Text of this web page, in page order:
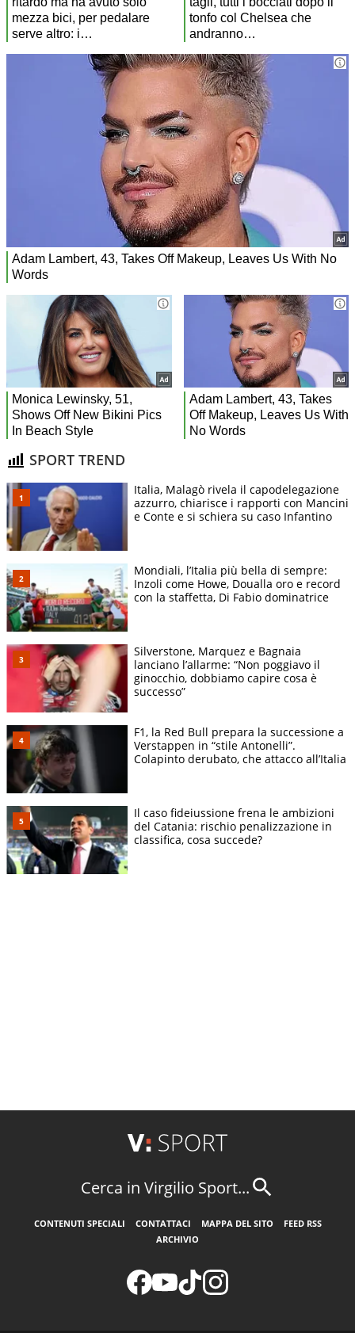
SPORT TREND
Italia, Malagò rivela il capodelegazione
azzurro, chiarisce i rapporti con Mancini
e Conte e si schiera su caso Infantino
Mondiali, l’Italia più bella di sempre:
Inzoli come Howe, Doualla oro e record
con la staffetta, Di Fabio dominatrice
Silverstone, Marquez e Bagnaia
lanciano l’allarme: “Non poggiavo il
ginocchio, dobbiamo capire cosa è
successo”
F1, la Red Bull prepara la successione a
Verstappen in “stile Antonelli”.
Colapinto derubato, che attacco all’Italia
Il caso fideiussione frena le ambizioni
del Catania: rischio penalizzazione in
classifica, cosa succede?
Cerca in Virgilio Sport...
CONTENUTI SPECIALI CONTATTACI MAPPA DEL SITO
FEED RSS
ARCHIVIO